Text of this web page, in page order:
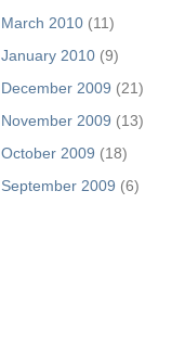
March 2010 (11)
January 2010 (9)
December 2009 (21)
November 2009 (13)
October 2009 (18)
September 2009 (6)